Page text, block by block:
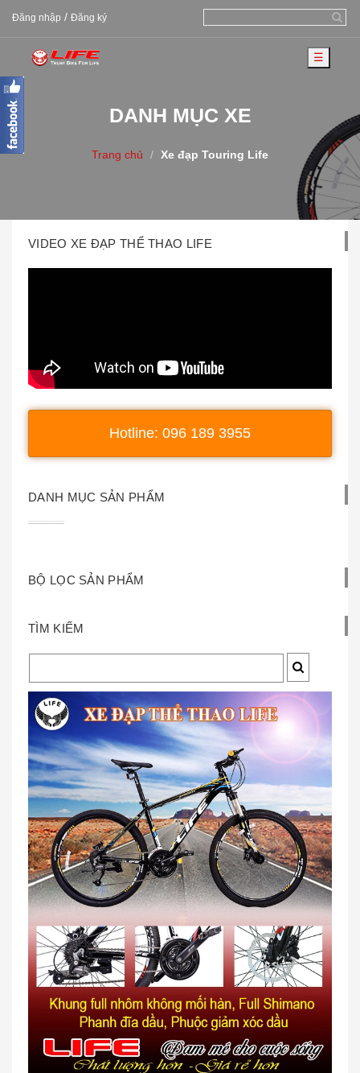
Đăng nhập / Đăng ký
☰
DANH MỤC XE
Trang chủ Xe đạp Touring Life
VIDEO XE ĐẠP THỂ THAO LIFE
Hotline: 096 189 3955
DANH MỤC SẢN PHẨM
BỘ LỌC SẢN PHẨM
TÌM KIẾM